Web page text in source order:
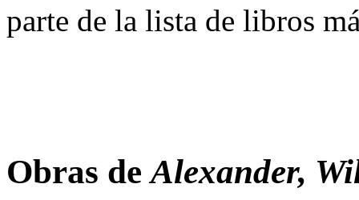
parte de la lista de libros
Obras deAlexander,